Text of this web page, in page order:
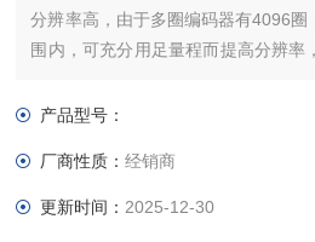
分辨率高，由于多圈编码器有4096
围内，可充分用足量程而提高分辨率
位，例如轧钢的辊缝控制。另外编码
产品型号：
厂商性质：经销商
更新时间： 2025-12-30